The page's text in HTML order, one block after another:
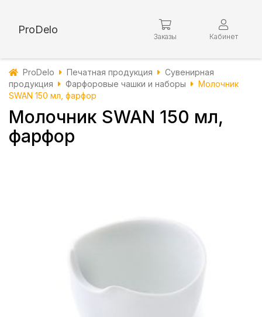
ProDelo
Заказы Кабинет
ProDelo Печатная продукция
Сувенирная
продукция
Фарфоровые чашки и наборы
Молочник
SWAN 150 мл, фарфор
Молочник SWAN 150 мл,
фарфор